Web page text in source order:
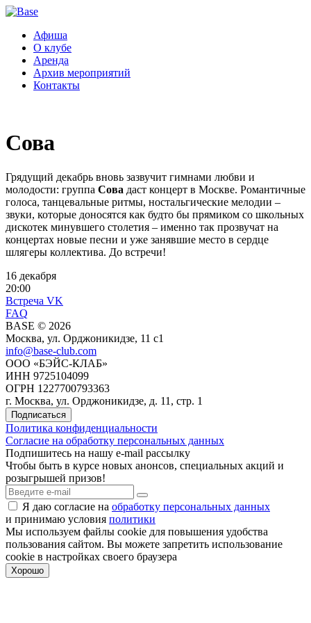
Афиша
О клубе
Аренда
Архив мероприятий
Контакты
Сова
Грядущий декабрь вновь зазвучит гимнами любви и
молодости: группа Сова даст концерт в Москве. Романтичные
голоса, танцевальные ритмы, ностальгические мелодии –
звуки, которые доносятся как будто бы прямиком со школьных
дискотек минувшего столетия – именно так прозвучат на
концертах новые песни и уже занявшие место в сердце
шлягеры коллектива. До встречи!
16 декабря
20:00
Встреча VK
FAQ
BASE © 2026
Москва, ул. Орджоникидзе, 11 c1
info@base-club.com
ООО «БЭЙС-КЛАБ»
ИНН 9725104099
ОГРН 1227700793363
г. Москва, ул. Орджоникидзе, д. 11, стр. 1
Подписаться
Политика конфиденциальности
Согласие на обработку персональных данных
Подпишитесь на нашу e-mail рассылку
Чтобы быть в курсе новых анонсов, специальных акций и
розыгрышей призов!
Я даю согласие на обработку персональных данных
и принимаю условия политики
Мы используем файлы cookie для повышения удобства
пользования cайтом. Вы можете запретить использование
cookie в настройках своего браузера
Хорошо